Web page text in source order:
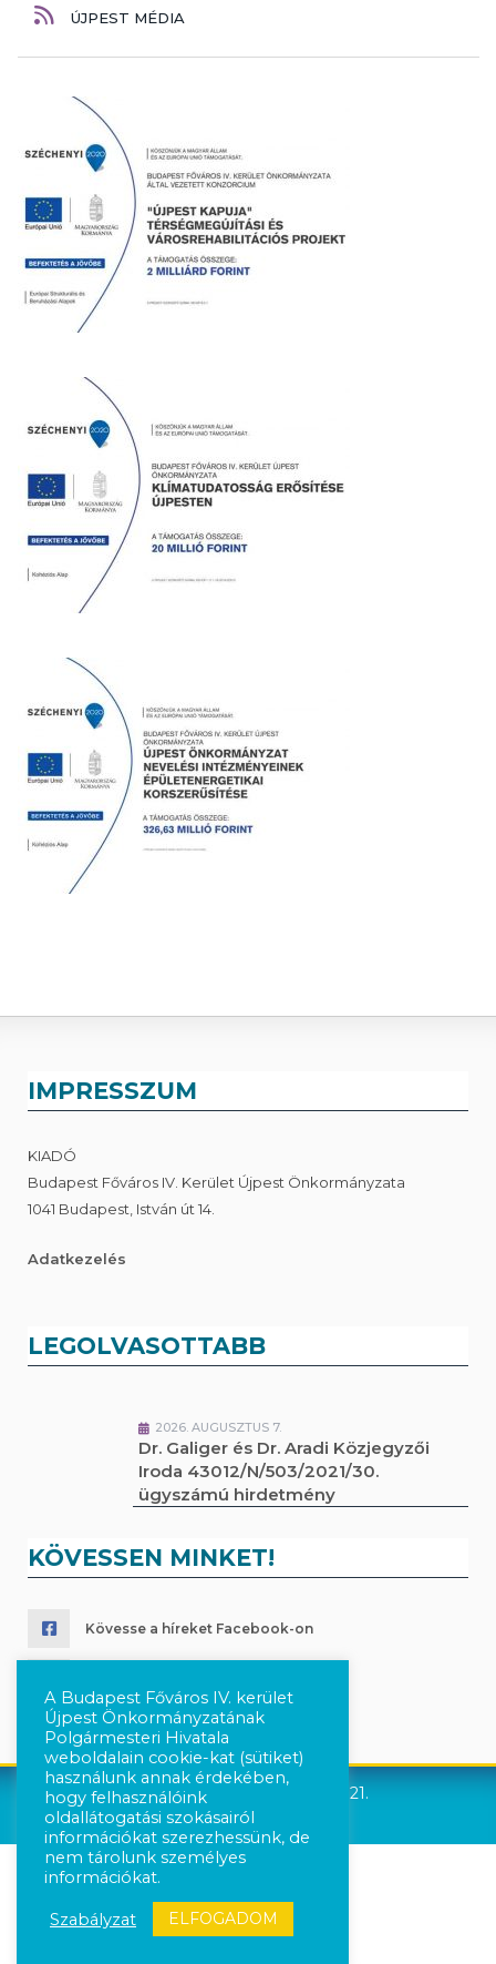
ÚJPEST MÉDIA
IMPRESSZUM
KIADÓ
Budapest Főváros IV. Kerület Újpest Önkormányzata
1041 Budapest, István út 14.
Adatkezelés
LEGOLVASOTTABB
2026. AUGUSZTUS 7.
Dr. Galiger és Dr. Aradi Közjegyzői
Iroda 43012/N/503/2021/30.
ügyszámú hirdetmény
KÖVESSEN MINKET!
Kövesse a híreket Facebook-on
Újpest Önkormányzata © 2021.
A Budapest Főváros IV. kerület
Újpest Önkormányzatának
Polgármesteri Hivatala
weboldalain cookie-kat (sütiket)
használunk annak érdekében,
hogy felhasználóink
oldallátogatási szokásairól
információkat szerezhessünk, de
nem tárolunk személyes
információkat.
Szabályzat ELFOGADOM